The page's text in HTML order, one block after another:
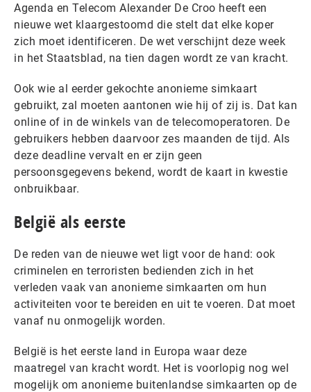
Agenda en Telecom Alexander De Croo heeft een
nieuwe wet klaargestoomd die stelt dat elke koper
zich moet identificeren. De wet verschijnt deze week
in het Staatsblad, na tien dagen wordt ze van kracht.
Ook wie al eerder gekochte anonieme simkaart
gebruikt, zal moeten aantonen wie hij of zij is. Dat kan
online of in de winkels van de telecomoperatoren. De
gebruikers hebben daarvoor zes maanden de tijd. Als
deze deadline vervalt en er zijn geen
persoonsgegevens bekend, wordt de kaart in kwestie
onbruikbaar.
België als eerste
De reden van de nieuwe wet ligt voor de hand: ook
criminelen en terroristen bedienden zich in het
verleden vaak van anonieme simkaarten om hun
activiteiten voor te bereiden en uit te voeren. Dat moet
vanaf nu onmogelijk worden.
België is het eerste land in Europa waar deze
maatregel van kracht wordt. Het is voorlopig nog wel
mogelijk om anonieme buitenlandse simkaarten op de